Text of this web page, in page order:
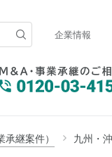
企業情報
継案件）